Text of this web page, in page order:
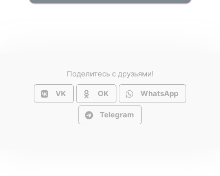
Поделитесь с друзьями!
VK OK WhatsApp
Telegram